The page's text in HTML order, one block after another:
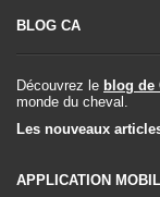
BLOG CA
Découvrez le blog de
monde du cheval.
Les nouveaux
APPLICATION